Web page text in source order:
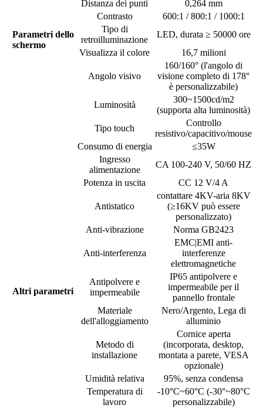
Parametri dello
schermo
Distanza dei punti
0,264 mm
Contrasto
600:1 / 800:1 / 1000:1
Tipo di
retroilluminazione
LED, durata ≥ 50000 ore
Visualizza il colore
16,7 milioni
Angolo visivo
160/160° (l'angolo di
visione completo di 178°
è personalizzabile)
Luminosità
300~1500cd/m2
(supporta alta luminosità)
Tipo touch
Controllo
resistivo/capacitivo/mouse
Altri parametri
Consumo di energia
≤35W
Ingresso
alimentazione
CA 100-240 V, 50/60 HZ
Potenza in uscita
CC 12 V/4 A
Antistatico
contattare 4KV-aria 8KV
(≥16KV può essere
personalizzato)
Anti-vibrazione
Norma GB2423
Anti-interferenza
EMC|EMI anti-
interferenze
elettromagnetiche
Antipolvere e
impermeabile
IP65 antipolvere e
impermeabile per il
pannello frontale
Materiale
dell'alloggiamento
Nero/Argento, Lega di
alluminio
Metodo di
installazione
Cornice aperta
(incorporata, desktop,
montata a parete, VESA
opzionale)
Umidità relativa
95%, senza condensa
Temperatura di
lavoro
-10°C~60°C (-30°~80°C
personalizzabile)